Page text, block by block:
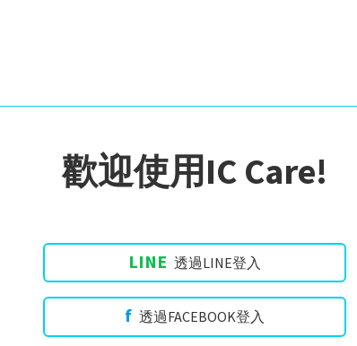
歡迎使用IC Care!
LINE 透過LINE登入
f 透過FACEBOOK登入